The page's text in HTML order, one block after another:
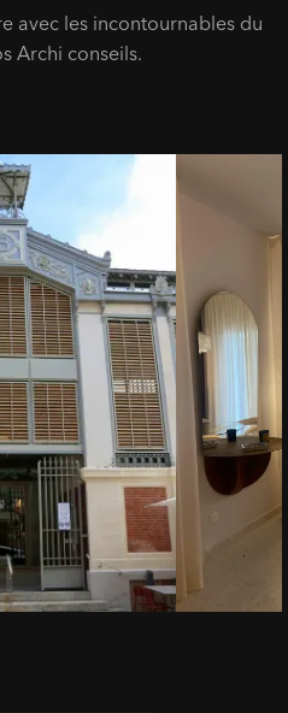
avec les incontournables du
Archi conseils.